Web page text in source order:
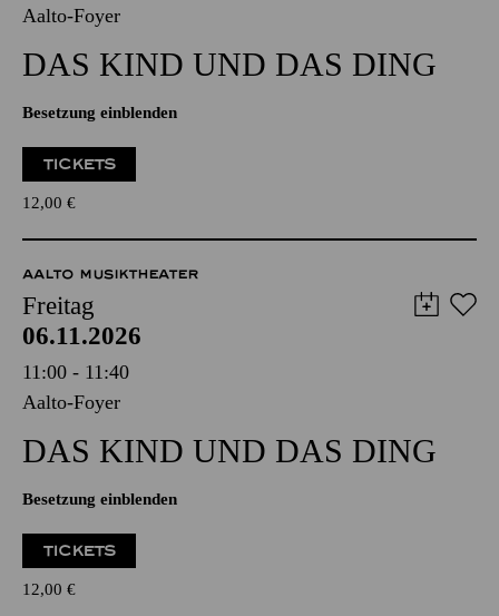
Aalto-Foyer
DAS KIND UND DAS DING
Besetzung einblenden
TICKETS
12,00 €
AALTO MUSIKTHEATER
Freitag
06.11.2026
11:00 - 11:40
Aalto-Foyer
DAS KIND UND DAS DING
Besetzung einblenden
TICKETS
12,00 €